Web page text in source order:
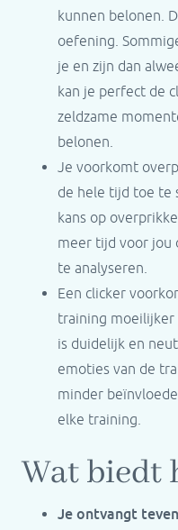
kunnen belonen.
oefening.
je en zijn dan
kan je perfect de
zeldzame
belonen.
Je voorkomt
de hele tijd toe te
kans op
meer tijd voor jou
te analyseren.
Een clicker
training moeilijker
is duidelijk en
emoties van de
minder
elke training.
Wat biedt
Je ontvangt